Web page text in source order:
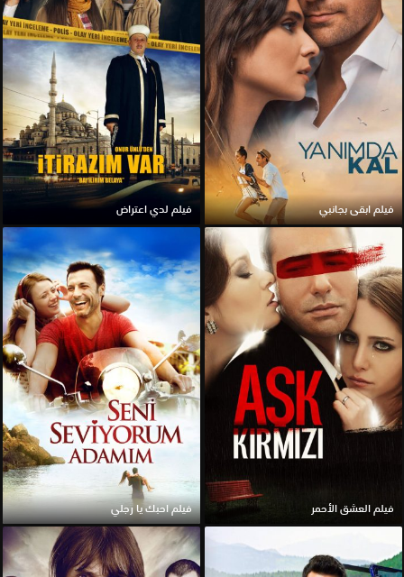
فيلم ابقى بجانبي فيلم لدي اعتراض
فيلم العشق الأحمر فيلم احبك يا رجلي